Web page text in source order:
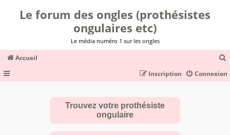
Le forum des ongles (prothésistes
ongulaires etc)
Le média numéro 1 sur les ongles
Accueil
c
Connexion
Inscription
Trouvez votre prothésiste
ongulaire